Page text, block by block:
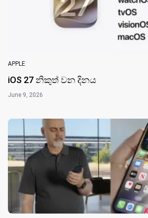
APPLE
iOS 27 නිකුත් වන දින​ය
June 9, 2026